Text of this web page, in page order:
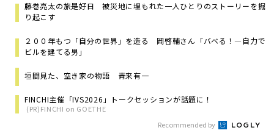
藤巻亮太の旅是好日 被災地に埋もれた一人ひとりのストーリーを掘
り起こす
２００年もつ「自分の世界」を造る 岡啓輔さん「バベる！―自力で
ビルを建てる男」
垣間見た、空き家の物語 青来有一
FINCHI主催「IVS2026」トークセッションが話題に！
(PR)FINCHI on GOETHE
Recommended by